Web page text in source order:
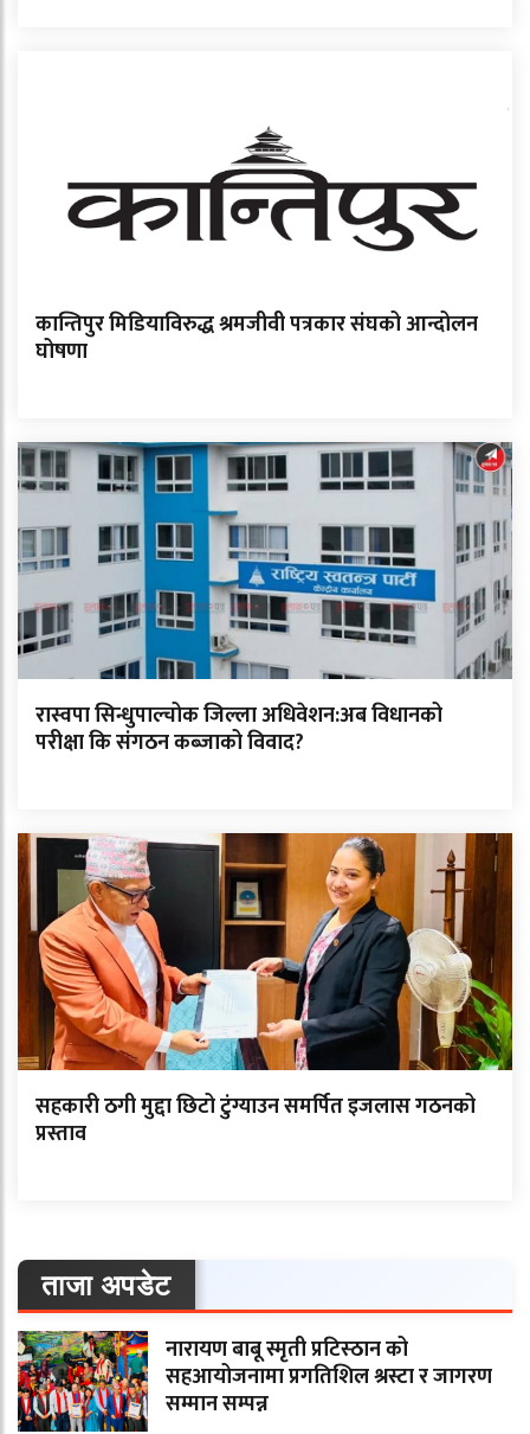
कान्तिपुर मिडियाविरुद्ध श्रमजीवी पत्रकार संघको आन्दोलन
घोषणा
रास्वपा सिन्धुपाल्चोक जिल्ला अधिवेशन:अब विधानको
परीक्षा कि संगठन कब्जाको विवाद?
सहकारी ठगी मुद्दा छिटो टुंग्याउन समर्पित इजलास गठनको
प्रस्ताव
ताजा अपडेट
नारायण बाबू स्मृती प्रटिस्ठान को
सहआयोजनामा प्रगतिशिल श्रस्टा र जागरण
सम्मान सम्पन्न